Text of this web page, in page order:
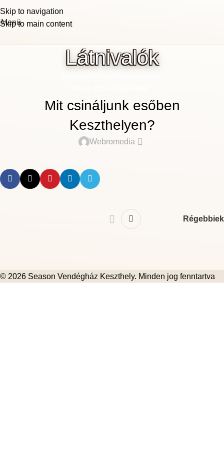
Skip to navigation
Skip to main content
Menü
Látnivalók
Mit csináljunk esőben
Keszthelyen?
Webromedia 0
Régebbiek
© 2026 Season Vendégház Keszthely. Minden jog fenntartva